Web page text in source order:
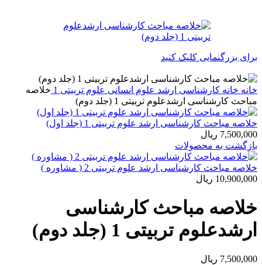
برای بزرگنمایی کلیک کنید
خانه خانه کارشناسی ارشد علوم انسانی علوم تربیتی 1
خلاصه
مباحث کارشناسی ارشدعلوم تربیتی 1 (جلد دوم)
خلاصه مباحث کارشناسی ارشد علوم تربیتی 1 (جلد اول)
7,500,000 ریال
بازگشت به محصولات
خلاصه مباحث کارشناسی ارشد علوم تربیتی 2 ( مشاوره )
10,900,000 ریال
خلاصه مباحث کارشناسی
ارشدعلوم تربیتی 1 (جلد دوم)
7,500,000 ریال